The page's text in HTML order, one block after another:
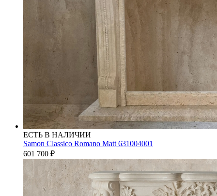
ЕСТЬ В НАЛИЧИИ
Samon Classico Romano Matt 631004001
601 700 ₽